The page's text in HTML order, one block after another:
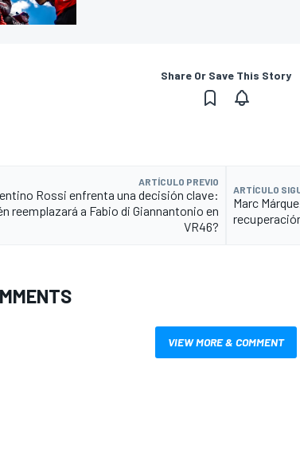
Share Or Save This Story
ARTÍCULO PREVIO
Rossi enfrenta una decisión clave:
reemplazará a Fabio di Giannantonio en
VR46?
ARTÍCULO
Marc
VIEW MORE & COMMENT